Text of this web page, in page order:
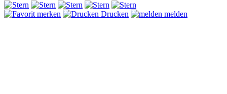
merken Drucken melden